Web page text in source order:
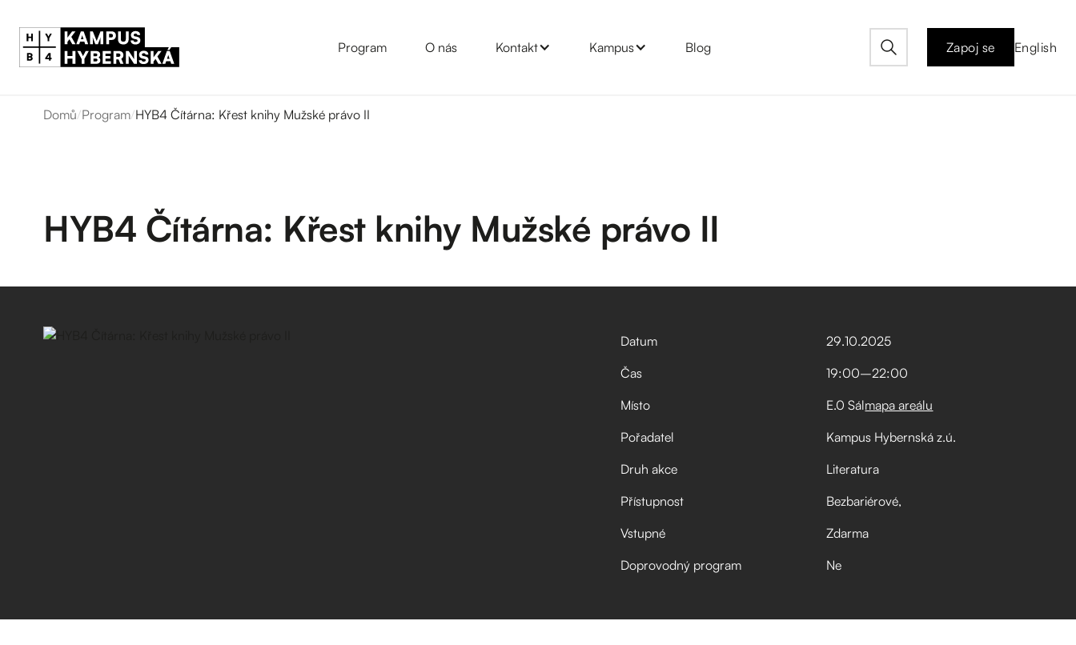
Program O nás Kontakt Kampus Blog Zapoj se English
Domů/Program/HYB4 Čítárna: Křest knihy Mužské právo II
HYB4 Čítárna: Křest knihy Mužské právo II
Datum 29.10.2025
Čas
19:00–⁠22:00
Místo
E.0 Sálmapa areálu
Pořadatel
Kampus Hybernská z.ú.
Druh akce
Literatura
Přístupnost
Bezbariérové
Vstupné
Zdarma
Doprovodný program
Ne